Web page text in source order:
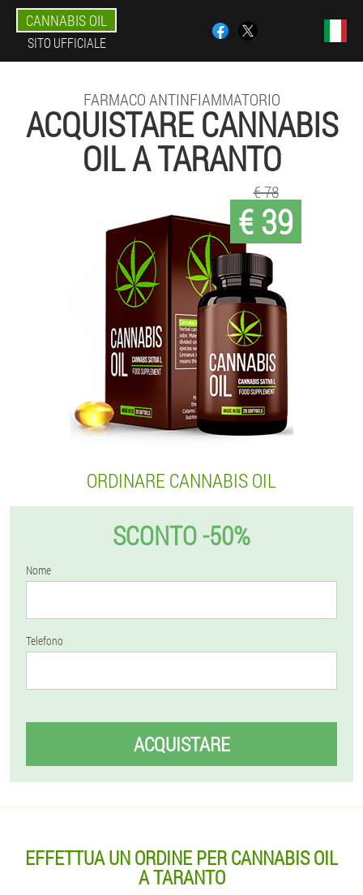
CANNABIS OIL
SITO UFFICIALE
FARMACO ANTINFIAMMATORIO
ACQUISTARE CANNABIS
OIL A TARANTO
€ 39
€ 78
ORDINARE CANNABIS OIL
SCONTO -50%
Nome
Telefono
ACQUISTARE
EFFETTUA UN ORDINE PER CANNABIS OIL
A TARANTO